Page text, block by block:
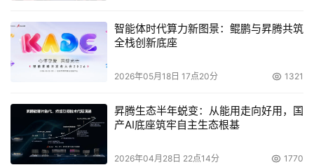
智能体时代算力新图景：鲲鹏与昇腾共筑
全栈创新底座
2026年05月18日 17点20分 1321
昇腾生态半年蜕变：从能用走向好用，国
产AI底座筑牢自主生态根基
2026年04月28日 22点14分 1770